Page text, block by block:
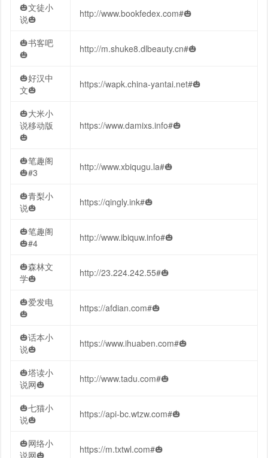
🎃文徒小
说🎃
http://www.bookfedex.com#🎃
🎃书客吧
🎃
http://m.shuke8.dlbeauty.cn#🎃
🎃好汉中
文🎃
https://wapk.china-yantai.net#🎃
🎃大米小
说移动版
🎃
https://www.damixs.info#🎃
🎃笔趣阁
🎃#3
http://www.xbiqugu.la#🎃
🎃青梨小
说🎃
https://qingly.ink#🎃
🎃笔趣阁
🎃#4
http://www.ibiquw.info#🎃
🎃森林文
学🎃
http://23.224.242.55#🎃
🎃爱发电
🎃
https://afdian.com#🎃
🎃话本小
说🎃
https://www.ihuaben.com#🎃
🎃塔读小
说网🎃
http://www.tadu.com#🎃
🎃七猫小
说🎃
https://api-bc.wtzw.com#🎃
🎃网络小
说网🎃
https://m.txtwl.com#🎃